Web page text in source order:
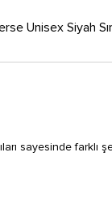
sayesinde farklı